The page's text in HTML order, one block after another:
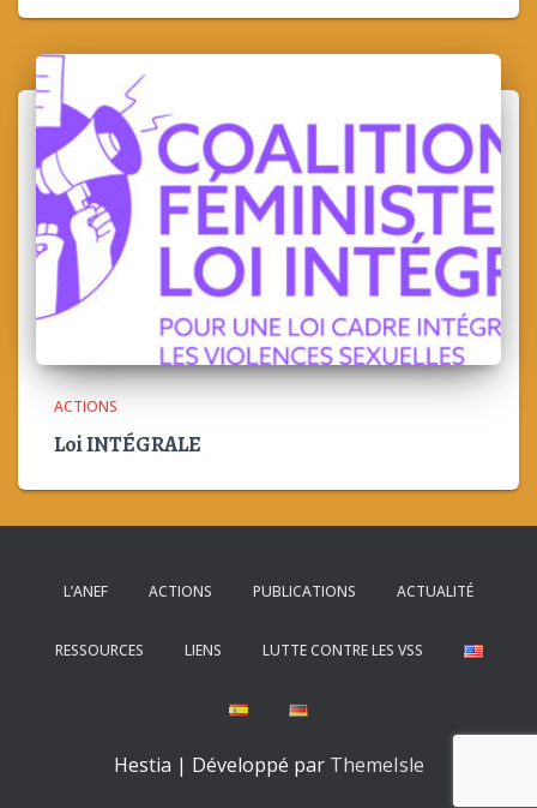
ACTIONS
Loi INTÉGRALE
L’ANEF ACTIONS PUBLICATIONS ACTUALITÉ
RESSOURCES LIENS LUTTE CONTRE LES VSS
Hestia | Développé par ThemeIsle